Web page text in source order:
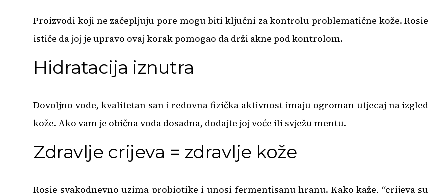
Proizvodi koji ne začepljuju pore mogu biti ključni za kontrolu problematične kože. Rosie
ističe da joj je upravo ovaj korak pomogao da drži akne pod kontrolom.
Hidratacija iznutra
Dovoljno vode, kvalitetan san i redovna fizička aktivnost imaju ogroman utjecaj na izgled
kože. Ako vam je obična voda dosadna, dodajte joj voće ili svježu mentu.
Zdravlje crijeva = zdravlje kože
Rosie svakodnevno uzima probiotike i unosi fermentisanu hranu. Kako kaže, “crijeva su